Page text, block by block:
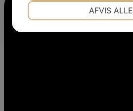
AFVIS ALLE